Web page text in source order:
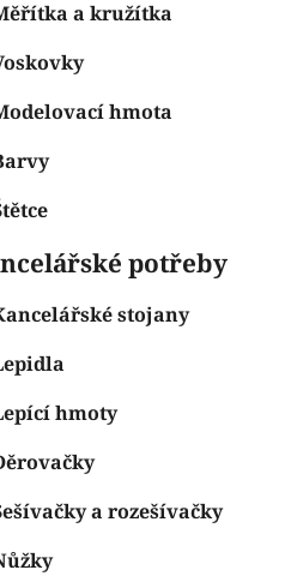
a kružítka
hmota
potřeby
stojany
hmoty
a rozešívačky